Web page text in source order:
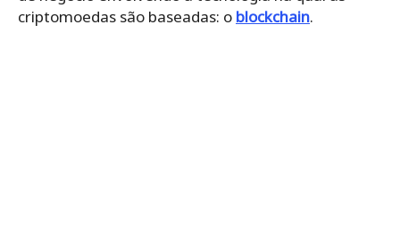
criptomoedas são baseadas: o blockchain.